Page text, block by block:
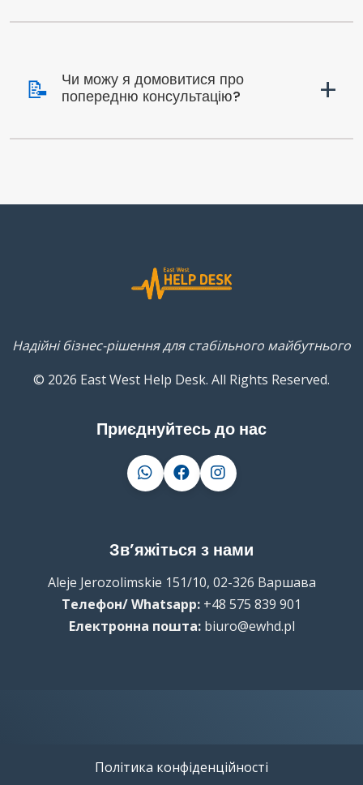
📝
Чи можу я домовитися про
попередню консультацію?
+
Надійні бізнес-рішення для стабільного майбутнього
© 2026 East West Help Desk. All Rights Reserved.
Приєднуйтесь до нас
Зв’яжіться з нами
Aleje Jerozolimskie 151/10, 02-326 Варшава
Телефон/ Whatsapp: +48 575 839 901
Електронна пошта:biuro@ewhd.pl
Політика конфіденційності